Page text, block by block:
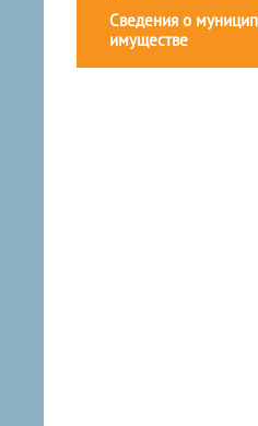
Сведения о
имуществе